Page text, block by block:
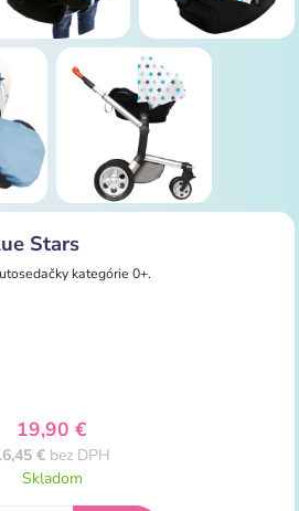
Stars
kategórie 0+.
19,90 €
€ bez DPH
Skladom